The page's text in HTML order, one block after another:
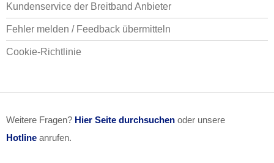
Kundenservice der Breitband Anbieter
Fehler melden / Feedback übermitteln
Cookie-Richtlinie
Weitere Fragen? Hier Seite durchsuchen oder unsere
Hotline anrufen.